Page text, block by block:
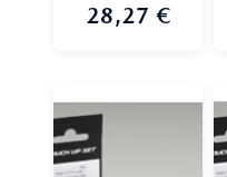
Prix
28,27 €